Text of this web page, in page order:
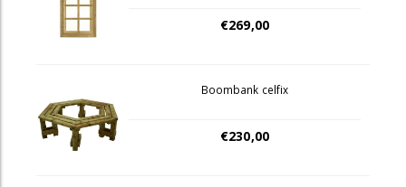
€269,00
Boombank celfix
€230,00